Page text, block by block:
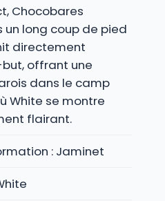
Chocobares
un long coup de pied
directement
but, offrant une
dans le camp
White se montre
flairant.
: Jaminet